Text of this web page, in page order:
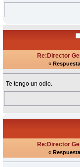
Re:Director
«
Te tengo un odio.
Re:Director
«